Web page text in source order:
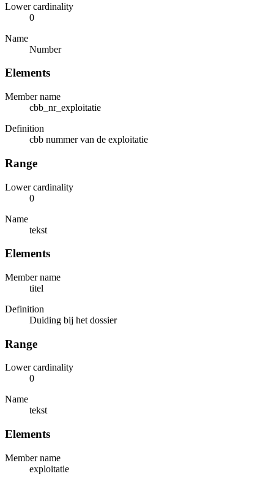
Lower cardinality
0
Name
Number
Elements
Member name
cbb_nr_exploitatie
Definition
cbb nummer van de exploitatie
Range
Lower cardinality
0
Name
tekst
Elements
Member name
titel
Definition
Duiding bij het dossier
Range
Lower cardinality
0
Name
tekst
Elements
Member name
exploitatie